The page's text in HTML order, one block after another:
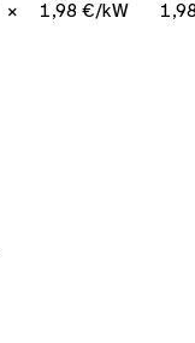
× 1,98 €/kW